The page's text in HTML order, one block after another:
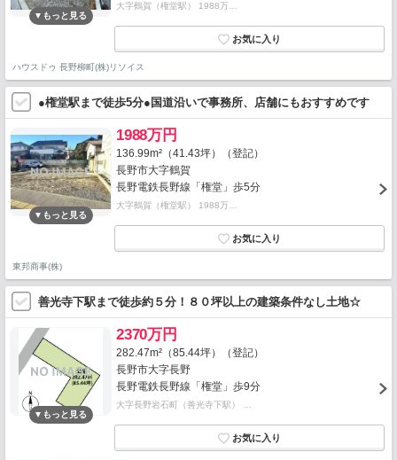
大字鶴賀（権堂駅） 1988万…
ハウスドゥ 長野柳町(株)リソイス
●権堂駅まで徒歩5分●国道沿いで事務所、店舗にもおすすめです
1988万円
136.99m²（41.43坪）（登記）
長野市大字鶴賀
長野電鉄長野線「権堂」歩5分
大字鶴賀（権堂駅） 1988万…
東邦商事(株)
善光寺下駅まで徒歩約５分！８０坪以上の建築条件なし土地☆
2370万円
282.47m²（85.44坪）（登記）
長野市大字長野
長野電鉄長野線「権堂」歩9分
大字長野岩石町（善光寺下駅） …